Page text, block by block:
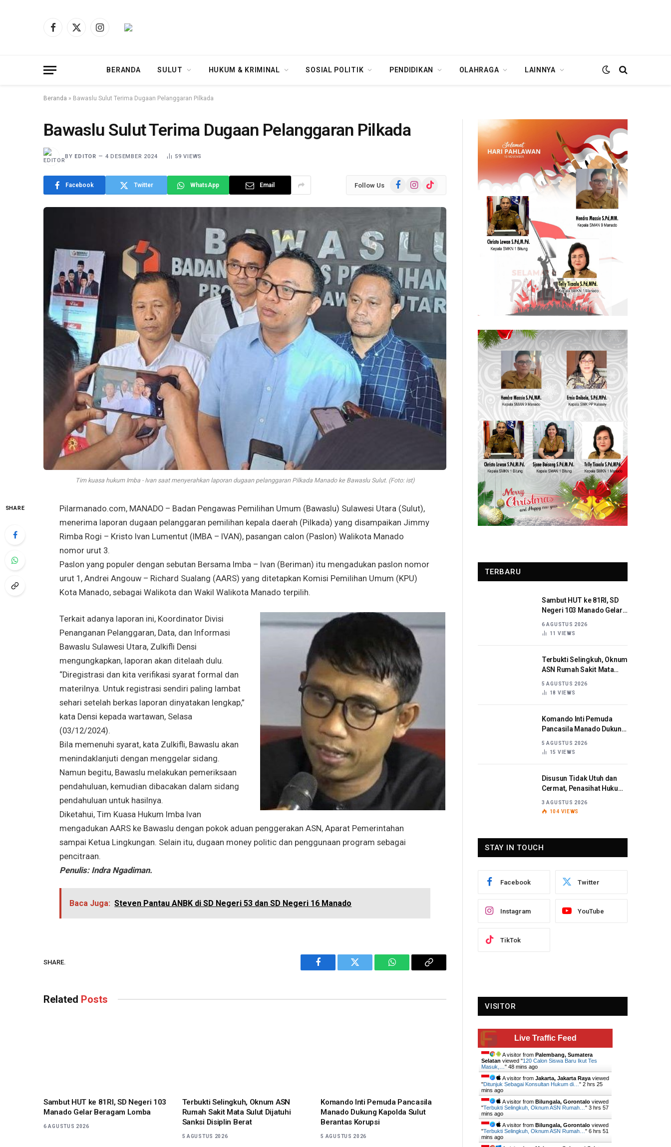
Facebook
X
Instagram
BERANDA SULUT HUKUM & KRIMINAL SOSIAL POLITIK PENDIDIKAN OLAHRAGA LAINNYA
Beranda » Bawaslu Sulut Terima Dugaan Pelanggaran Pilkada
Bawaslu Sulut Terima Dugaan Pelanggaran Pilkada
BY EDITOR 4 DESEMBER 2024 59VIEWS
Facebook Twitter WhatsApp Email Follow Us FacebookInstagram
TikTok
Tim kuasa hukum Imba - Ivan saat menyerahkan laporan dugaan pelanggaran Pilkada Manado ke Bawaslu Sulut. (Foto: ist)
SHARE
Pilarmanado.com, MANADO – Badan Pengawas Pemilihan Umum (Bawaslu) Sulawesi Utara (Sulut),
menerima laporan dugaan pelanggaran pemilihan kepala daerah (Pilkada) yang disampaikan Jimmy
Rimba Rogi – Kristo Ivan Lumentut (IMBA – IVAN), pasangan calon (Paslon) Walikota Manado
nomor urut 3.
Paslon yang populer dengan sebutan Bersama Imba – Ivan (Beriman) itu mengadukan paslon nomor
urut 1, Andrei Angouw – Richard Sualang (AARS) yang ditetapkan Komisi Pemilihan Umum (KPU)
Kota Manado, sebagai Walikota dan Wakil Walikota Manado terpilih.
Terkait adanya laporan ini, Koordinator Divisi
Penanganan Pelanggaran, Data, dan Informasi
Bawaslu Sulawesi Utara, Zulkifli Densi
mengungkapkan, laporan akan ditelaah dulu.
“Diregistrasi dan kita verifikasi syarat formal dan
materilnya. Untuk registrasi sendiri paling lambat
sehari setelah berkas laporan dinyatakan lengkap,”
kata Densi kepada wartawan, Selasa
(03/12/2024).
Bila memenuhi syarat, kata Zulkifli, Bawaslu akan
menindaklanjuti dengan menggelar sidang.
Namun begitu, Bawaslu melakukan pemeriksaan
pendahuluan, kemudian dibacakan dalam sidang
pendahuluan untuk hasilnya.
Diketahui, Tim Kuasa Hukum Imba Ivan
mengadukan AARS ke Bawaslu dengan pokok aduan penggerakan ASN, Aparat Pemerintahan
sampai Ketua Lingkungan. Selain itu, dugaan money politic dan penggunaan program sebagai
pencitraan.
Penulis: Indra Ngadiman.
Baca Juga: Steven Pantau ANBK di SD Negeri 53 dan SD Negeri 16 Manado
SHARE.
Facebook Twitter WhatsAppCopy
Related Posts
Sambut HUT ke 81RI, SD Negeri 103
Manado Gelar Beragam Lomba
6 AGUSTUS 2026
Terbukti Selingkuh, Oknum ASN
Rumah Sakit Mata Sulut Dijatuhi
Sanksi Disiplin Berat
5 AGUSTUS 2026
Komando Inti Pemuda Pancasila
Manado Dukung Kapolda Sulut
Berantas Korupsi
5 AGUSTUS 2026
TERBARU
Sambut HUT ke 81RI, SD
Negeri 103 Manado Gelar
Beragam Lomba
6 AGUSTUS 2026
11 VIEWS
Terbukti Selingkuh, Oknum
ASN Rumah Sakit Mata
Sulut Dijatuhi Sanksi
Disiplin Berat
5 AGUSTUS 2026
18 VIEWS
Komando Inti Pemuda
Pancasila Manado Dukung
Kapolda Sulut Berantas
Korupsi
5 AGUSTUS 2026
15 VIEWS
Disusun Tidak Utuh dan
Cermat, Penasihat Hukum
Titaribka: Kami Tolak
Tanggapan Jaksa
3 AGUSTUS 2026
104 VIEWS
STAY IN TOUCH
Facebook Twitter
Instagram YouTube
TikTok
VISITOR
Live Traffic Feed
A visitor from Palembang, Sumatera
Selatan viewed "120 Calon Siswa Baru Ikut Tes
Masuk,… " 48 mins ago
A visitor from Jakarta, Jakarta Raya viewed
"Ditunjuk Sebagai Konsultan Hukum di… " 2 hrs 25
mins ago
A visitor from Bilungala, Gorontalo viewed
"Terbukti Selingkuh, Oknum ASN Rumah… " 3 hrs 57
mins ago
A visitor from Bilungala, Gorontalo viewed
"Terbukti Selingkuh, Oknum ASN Rumah… " 6 hrs 51
mins ago